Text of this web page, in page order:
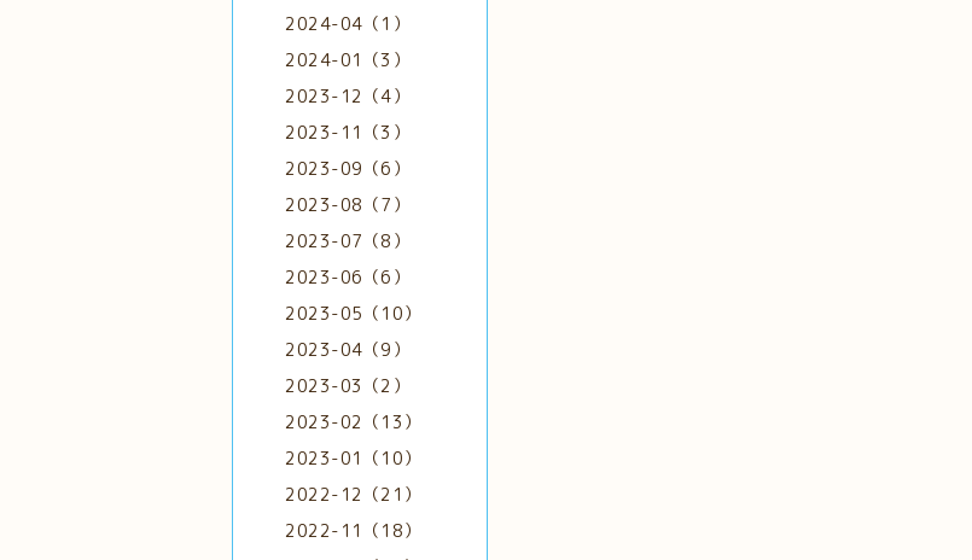
2024-04（1）
2024-01（3）
2023-12（4）
2023-11（3）
2023-09（6）
2023-08（7）
2023-07（8）
2023-06（6）
2023-05（10）
2023-04（9）
2023-03（2）
2023-02（13）
2023-01（10）
2022-12（21）
2022-11（18）